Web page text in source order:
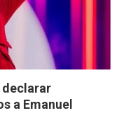
declarar
a Emanuel